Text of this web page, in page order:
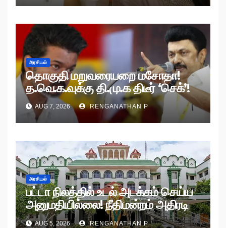
அரசியல்
தொகுதி மறுவரையறை மசோதா!
த.வெ.க.வுக்கு தி.மு.க திடீர் ‘செக்’!
AUG 7, 2026 RENGANATHAN P
அரசியல்
பட்டா நிலத்தில் உடல் அடக்கம் செய்ய
அனுமதியில்லை! நீதிமன்றம் அதிரடி
உத்தரவு!
AUG 5, 2026 RENGANATHAN P